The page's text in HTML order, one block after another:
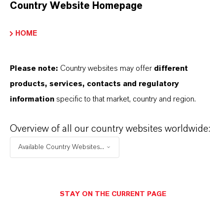
KUNDINNEN UND KUNDEN!
11 Gründe, warum LANXESS der richtige
Country Website Homepage
HOME
Please note: Country websites may offer different
products, services, contacts and regulatory
information specific to that market, country and region.
Overview of all our country websites worldwide:
Available Country Websites...
STAY ON THE CURRENT PAGE